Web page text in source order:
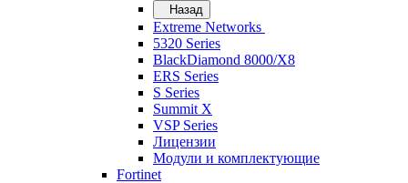
Назад
Extreme Networks
5320 Series
BlackDiamond 8000/X8
ERS Series
S Series
Summit X
VSP Series
Лицензии
Модули и комплектующие
Fortinet